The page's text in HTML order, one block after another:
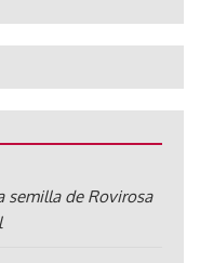
semilla de Rovirosa